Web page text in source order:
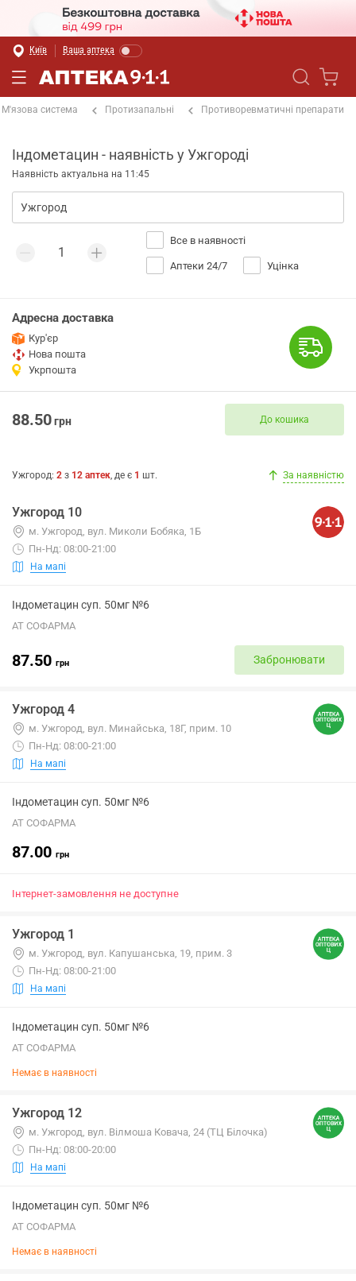
Київ Ваша аптека
М'язова система Протизапальні Противоревматичні препарати
Індометацин - наявність у Ужгороді
Наявність актуальна на 11:45
Все в наявності
Аптеки 24/7 Уцінка
Адресна доставка
Кур'єр
Нова пошта
Укрпошта
88.50грн До кошика
Ужгород: 2 з 12 аптек, де є 1 шт. За наявністю
Ужгород 10
м. Ужгород, вул. Миколи Бобяка, 1Б
Пн-Нд: 08:00-21:00
На мапі
Індометацин суп. 50мг №6
АТ СОФАРМА
87.50 грн Забронювати
Ужгород 4
м. Ужгород, вул. Минайська, 18Г, прим. 10
Пн-Нд: 08:00-21:00
На мапі
Індометацин суп. 50мг №6
АТ СОФАРМА
87.00 грн
Інтернет-замовлення не доступне
Ужгород 1
м. Ужгород, вул. Капушанська, 19, прим. 3
Пн-Нд: 08:00-21:00
На мапі
Індометацин суп. 50мг №6
АТ СОФАРМА
Немає в наявності
Ужгород 12
м. Ужгород, вул. Вілмоша Ковача, 24 (ТЦ Білочка)
Пн-Нд: 08:00-20:00
На мапі
Індометацин суп. 50мг №6
АТ СОФАРМА
Немає в наявності